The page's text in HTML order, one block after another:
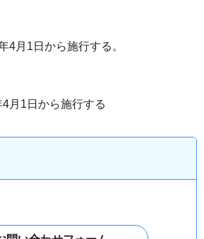
4月1日から施行する。
月1日から施行する